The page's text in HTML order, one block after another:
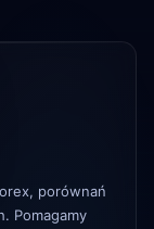
porównań
Pomagamy